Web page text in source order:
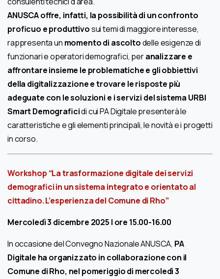
ANUSCA offre, infatti, la possibilità di un confronto
proficuo e produttivosui temi di maggiore interesse,
rappresenta un momento di ascoltodelle esigenze di
funzionari e operatori demografici, peranalizzare e
affrontare insieme le problematiche e gli obbiettivi
della digitalizzazionee trovare le risposte più
adeguate con le soluzioni e i servizi del sistema URBI
Smart Demograficidi cui PA Digitale presenterà le
caratteristiche e gli elementi principali, le novità e i progetti
in corso.
Workshop “La trasformazione digitale dei servizi
demografici in un sistema integrato e orientato al
cittadino. L’esperienza del Comune di Rho”
Mercoledì 3 dicembre 2025 | ore 15.00-16.00
In occasione del Convegno Nazionale ANUSCA, PA
Digitale ha organizzato in collaborazione con il
Comune di Rho, nel pomeriggio di mercoledì 3